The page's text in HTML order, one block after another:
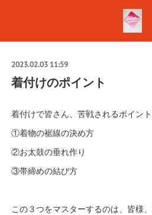
2023.02.03 11:59
着付けのポイント
着付けで皆さん、苦戦されるポイン
①着物の裾線の決め方
②お太鼓の垂れ作り
③帯締めの結び方
この３つをマスターするのは、皆様